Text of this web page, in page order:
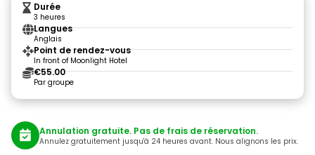
Durée
3 heures
Langues
Anglais
Point de rendez-vous
In front of Moonlight Hotel
€55.00
Par groupe
Annulation gratuite. Pas de frais de réservation.
Annulez gratuitement jusqu'à 24 heures avant. Nous alignons les prix.